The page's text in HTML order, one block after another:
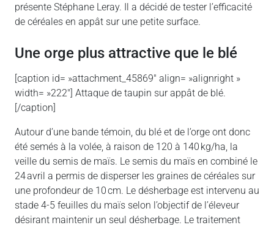
présente Stéphane Leray. Il a décidé de tester l’efficacité
de céréales en appât sur une petite surface.
Une orge plus attractive que le blé
[caption id= »attachment_45869″ align= »alignright »
width= »222″] Attaque de taupin sur appât de blé.
[/caption]
Autour d’une bande témoin, du blé et de l’orge ont donc
été semés à la volée, à raison de 120 à 140 kg/ha, la
veille du semis de maïs. Le semis du maïs en combiné le
24 avril a permis de disperser les graines de céréales sur
une profondeur de 10 cm. Le désherbage est intervenu au
stade 4-5 feuilles du maïs selon l’objectif de l’éleveur
désirant maintenir un seul désherbage. Le traitement